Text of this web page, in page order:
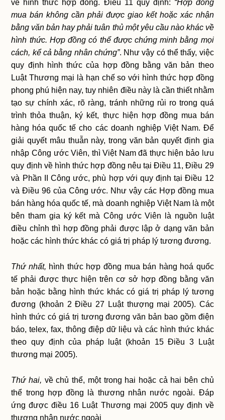
về hình thức hợp đồng. Điều 11 quy định: “Hợp đồng
mua bán không cần phải được giao kết hoặc xác nhận
bằng văn bản hay phải tuân thủ một yêu cầu nào khác về
hình thức. Hợp đồng có thể được chứng minh bằng mọi
cách, kể cả bằng nhân chứng”. Như vậy có thể thấy, việc
quy định hình thức của hợp đồng bằng văn bản theo
Luật Thương mại là hạn chế so với hình thức hợp đồng
phong phú hiện nay, tuy nhiên điều này là cần thiết nhằm
tạo sự chính xác, rõ ràng, tránh những rủi ro trong quá
trình thỏa thuận, ký kết, thực hiện hợp đồng mua bán
hàng hóa quốc tế cho các doanh nghiệp Việt Nam. Để
giải quyết mâu thuẫn này, trong văn bản quyết định gia
nhập Công ước Viên, thì Việt Nam đã thực hiện bảo lưu
quy định về hình thức hợp đồng nêu tại Điều 11, Điều 29
và Phần II Công ước, phù hợp với quy định tại Điều 12
và Điều 96 của Công ước. Như vậy các Hợp đồng mua
bán hàng hóa quốc tế, mà doanh nghiệp Việt Nam là một
bên tham gia ký kết mà Công ước Viên là nguồn luật
điều chỉnh thì hợp đồng phải được lập ở dạng văn bản
hoặc các hình thức khác có giá trị pháp lý tương đương.
Thứ nhất, hình thức hợp đồng mua bán hàng hoá quốc
tế phải được thực hiện trên cơ sở hợp đồng bằng văn
bản hoặc bằng hình thức khác có giá trị pháp lý tương
đương (khoản 2 Điều 27 Luật thượng mại 2005). Các
hình thức có giá trị tương đương văn bản bao gồm điện
báo, telex, fax, thông điệp dữ liệu và các hình thức khác
theo quy định của pháp luật (khoản 15 Điều 3 Luật
thương mại 2005).
Thứ hai, về chủ thể, một trong hai hoặc cả hai bên chủ
thể trong hợp đồng là thương nhân nước ngoài. Đáp
ứng được điều 16 Luật Thương mại 2005 quy định về
thương nhân nước ngoài